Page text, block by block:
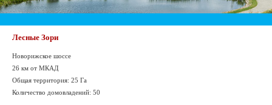
Лесные Зори
Новорижское шоссе
26 км от МКАД
Общая территория: 25 Га
Количество домовладений: 50